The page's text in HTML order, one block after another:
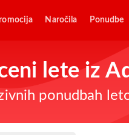
Naročila Ponudbe
lete iz
ponudbah